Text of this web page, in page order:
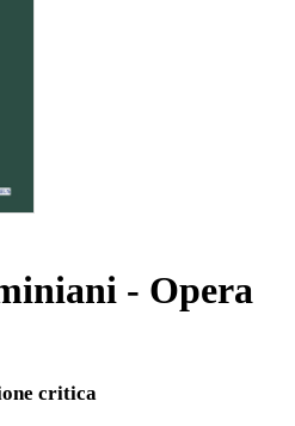
- Opera
critica